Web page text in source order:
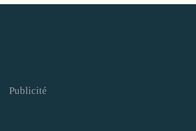
Publicité